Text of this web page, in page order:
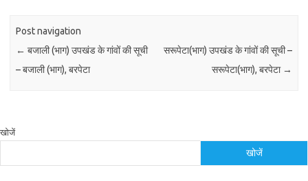
Post navigation
← बजाली (भाग) उपखंड के गांवों की सूची
– बजाली (भाग), बरपेटा
सरूपेटा(भाग) उपखंड के गांवों की सूची –
सरूपेटा(भाग), बरपेटा →
खोजें
खोजें